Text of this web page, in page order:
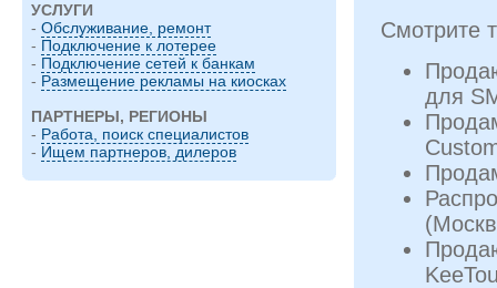
УСЛУГИ
- Обслуживание, ремонт
- Подключение к лотерее
- Подключение сетей к банкам
- Размещение рекламы на киосках
ПАРТНЕРЫ, РЕГИОНЫ
- Работа, поиск специалистов
- Ищем партнеров, дилеров
Смотрите
для